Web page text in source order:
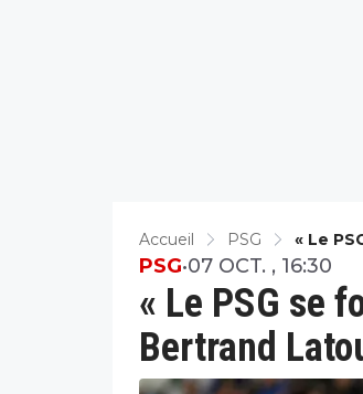
Accueil PSG
« Le
Écoeuré
« Le PSG se
Bertrand
PSG•07 OCT. , 16:30